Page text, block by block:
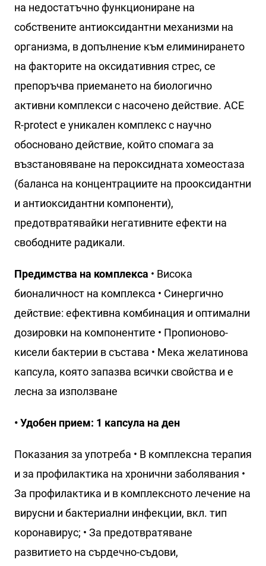
на недостатъчно функциониране на
собствените антиоксидантни механизми на
организма, в допълнение към елиминирането
на факторите на оксидативния стрес, се
препоръчва приемането на биологично
активни комплекси с насочено действие. ACE
R-protect е уникален комплекс с научно
обосновано действие, който спомага за
възстановяване на пероксидната хомеостаза
(баланса на концентрациите на прооксидантни
и антиоксидантни компоненти),
предотвратявайки негативните ефекти на
свободните радикали.
Предимства на комплекса • Висока
бионаличност на комплекса • Синергично
действие: ефективна комбинация и оптимални
дозировки на компонентите • Пропионово-
кисели бактерии в състава • Мека желатинова
капсула, която запазва всички свойства и е
лесна за използване
• Удобен прием: 1 капсула на ден
Показания за употреба • В комплексна терапия
и за профилактика на хронични заболявания •
За профилактика и в комплексното лечение на
вирусни и бактериални инфекции, вкл. тип
коронавирус; • За предотвратяване
развитието на сърдечно-съдови,